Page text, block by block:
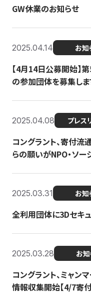
GW休業のお知らせ
2025.04.14 お知
【4月14日公募開始】
の参加団体を募集しま
2025.04.08 プレス
コングラント、寄付
らの願いがNPO・ソー
2025.03.31 お知
全利用団体に3Dセキ
2025.03.28 お
コングラント、ミャン
情報収集開始【4/7寄